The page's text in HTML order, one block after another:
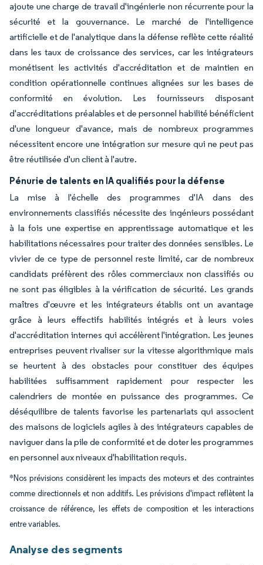
ajoute une charge de travail d'ingénierie non récurrente pour la
sécurité et la gouvernance. Le marché de l'intelligence
artificielle et de l'analytique dans la défense reflète cette réalité
dans les taux de croissance des services, car les intégrateurs
monétisent les activités d'accréditation et de maintien en
condition opérationnelle continues alignées sur les bases de
conformité en évolution. Les fournisseurs disposant
d'accréditations préalables et de personnel habilité bénéficient
d'une longueur d'avance, mais de nombreux programmes
nécessitent encore une intégration sur mesure qui ne peut pas
être réutilisée d'un client à l'autre.
Pénurie de talents en IA qualifiés pour la défense
La mise à l'échelle des programmes d'IA dans des
environnements classifiés nécessite des ingénieurs possédant
à la fois une expertise en apprentissage automatique et les
habilitations nécessaires pour traiter des données sensibles. Le
vivier de ce type de personnel reste limité, car de nombreux
candidats préfèrent des rôles commerciaux non classifiés ou
ne sont pas éligibles à la vérification de sécurité. Les grands
maîtres d'œuvre et les intégrateurs établis ont un avantage
grâce à leurs effectifs habilités intégrés et à leurs voies
d'accréditation internes qui accélèrent l'intégration. Les jeunes
entreprises peuvent rivaliser sur la vitesse algorithmique mais
se heurtent à des obstacles pour constituer des équipes
habilitées suffisamment rapidement pour respecter les
calendriers de montée en puissance des programmes. Ce
déséquilibre de talents favorise les partenariats qui associent
des maisons de logiciels agiles à des intégrateurs capables de
naviguer dans la pile de conformité et de doter les programmes
en personnel aux niveaux d'habilitation requis.
*Nos prévisions considèrent les impacts des moteurs et des contraintes
comme directionnels et non additifs. Les prévisions d'impact reflètent la
croissance de référence, les effets de composition et les interactions
entre variables.
Analyse des segments